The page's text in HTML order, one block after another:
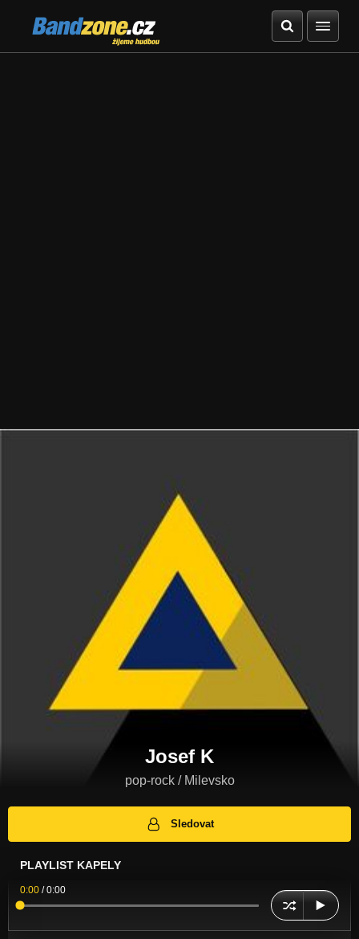
Bandzone.cz
žijeme hudbou
Josef K
pop-rock / Milevsko
Sledovat
PLAYLIST KAPELY
0:00 /0:00